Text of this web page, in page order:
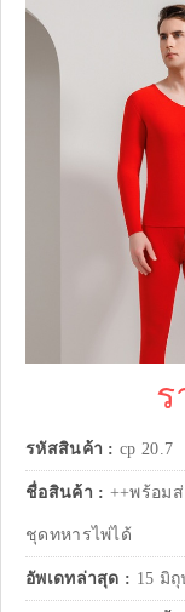
รหัสสินค้า : cp 20.7
ชื่อสินค้า : ++พร้อม
ชุดทหารไพ่ได้
อัพเดทล่าสุด : 15 มิ